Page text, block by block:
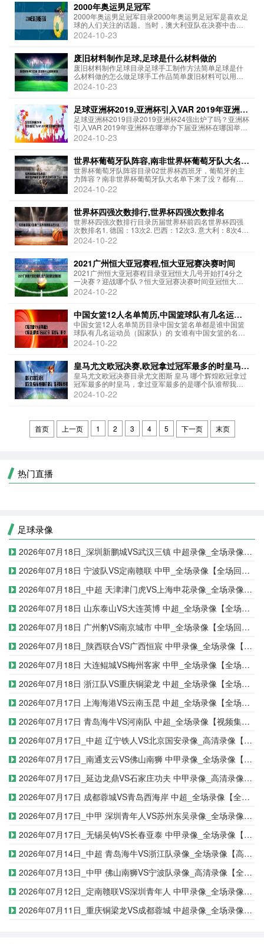
2000年奥运男足冠军
2000年奥运男足冠军目录2000年奥运男足冠军是喜欢足
球的人们关注的话题。当时，澳大利亚队在决赛中击败
巴西队，获得了奥运男足冠军。这是澳大利亚队历史上
第一次获得奥运男足冠军，也是亚洲和大洋洲足球队在
2024-10-23
废旧材料制作足球,足球是什么材料做的
废旧材料制作足球目录足球手工制作方法简单足球是什
么材料做的怎么做足球手工作品简单废旧材料可以用来
制作足球，这是一种环保又有创意的做法。材料：- 旧报
纸或废纸- 胶水- 草绳或麻绳- 小球步骤：1. 将旧报纸或废
2024-10-23
足球亚洲杯2019,亚洲杯引入VAR 2019年亚洲杯
在哪举办
足球亚洲杯2019目录2019亚洲杯24强出炉了吗？亚洲杯
引入VAR 2019年亚洲杯在哪举办下届亚洲杯在哪国举
办？足球亚洲杯2019是亚洲足球协会主办的第17届亚洲
杯足球赛，于2019年1月5日至2月1日在阿联酋举行。共
2024-10-23
世界杯葡萄牙队阵容,南非世界杯葡萄牙队大名单
下来了没？都有谁？
世界杯葡萄牙队阵容目录02世界杯西班牙，葡萄牙的主
力阵容？南非世界杯葡萄牙队大名单下来了没？都有
谁？葡萄牙2010大名单葡萄牙队在2018年世界杯上的阵
容如下：门将：鲁伊·帕特里西奥（Sporting Lisbon）、
2024-10-22
世界杯四强次数排行,世界杯四强次数排名
世界杯四强次数排行目录历届世界杯前四名世界杯四强
次数排名1. 德国：13次2. 巴西：12次3. 意大利：8次4.
阿根廷：7次" 历届世界杯前四名历届世界杯前四名如
下：第1届世界杯四强是乌拉圭、阿根廷、美国、南斯拉
2024-10-22
2021广州恒大亚冠赛程,恒大亚冠赛决赛时间
2021广州恒大亚冠赛程目录亚冠恒大几号开始打4分之
一决赛？迎战哪个队？恒大亚冠赛决赛时间亚冠恒大和
香港球队开始了吗2021赛季广州恒大在亚冠联赛的赛程
安排如下：。- 4月14日：广州恒大 vs 鹿儿岛鹿角。- 4
2024-10-22
中国女篮12人名单简历,中国篮球队有几名运动
员（国家队）的 女
中国女篮12人名单简历目录中国女篮名单都是谁中国篮
球队有几名运动员（国家队）的 女谁有中国女篮的名字
和照片1. 韩旭：1998年出生，身高1.98米，司职中锋。
曾获得2019年亚洲杯MVP、2019年亚洲杯全明星五人阵
2024-10-22
皇马尤文欧冠决赛,欧冠拿过冠军最多的时皇马，
拿过亚军最多的是哪个队
皇马尤文欧冠决赛目录尤文图斯 皇马 哪个辉煌欧冠拿过
冠军最多的时皇马，拿过亚军最多的是哪个队谁帮我写
一篇2017欧冠决赛的观后感皇马和尤文图斯曾经在2017
年欧冠决赛中相遇过。当时，皇马以4-1的比分战胜了尤
2024-10-22
首页 上一页 1 2 3 4 5 下一页 末页
热门直播
足球录像
2026年07月18日_深圳新鹏城VS武汉三镇 中超录像_全场录像【视频集锦】
2026年07月18日 宁波队VS定南赣联 中甲_全场录像【全场回放】
2026年07月18日_中超 天津津门虎VS上海申花录像_全场录像【全场回放】
2026年07月18日 山东泰山VS大连英博 中超_全场录像【全场回放】
2026年07月18日 广州豹VS南京城市 中甲_全场录像【全场回放】
2026年07月18日_陕西联合VS广西恒宸 中甲录像_全场录像【视频集锦】
2026年07月18日 大连鲲城VS梅州客家 中甲_全场录像【全场回放】
2026年07月18日 浙江队VS重庆铜梁龙 中超_全场录像【全场回放】
2026年07月17日 上海海港VS云南玉昆 中超_全场录像【全场回放】
2026年07月17日 青岛海牛VS河南队 中超_全场录像【视频集锦】
2026年07月17日_中超 辽宁铁人VS北京国安录像_高清录像【全场回放】
2026年07月17日_南通支云VS佛山南狮 中甲录像_全场录像【高清回放】
2026年07月17日_延边龙鼎VS石家庄功夫 中甲录像_高清录像【全场回放】
2026年07月17日 成都蓉城VS青岛西海岸 中超_全场录像【全场回放】
2026年07月17日_中甲 深圳青年人VS苏州东吴录像_全场录像【全场回放】
2026年07月17日_无锡吴钩VS长春亚泰 中甲录像_全场录像【视频集锦】
2026年07月14日_中超 青岛海牛VS浙江队录像_全场录像【高清回放】
2026年07月13日_中甲 佛山南狮VS宁波队录像_高清录像【全场回放】
2026年07月12日_定南赣联VS深圳青年人 中甲录像_全场录像【视频集锦】
2026年07月11日_重庆铜梁龙VS成都蓉城 中超录像_全场录像【高清回放】